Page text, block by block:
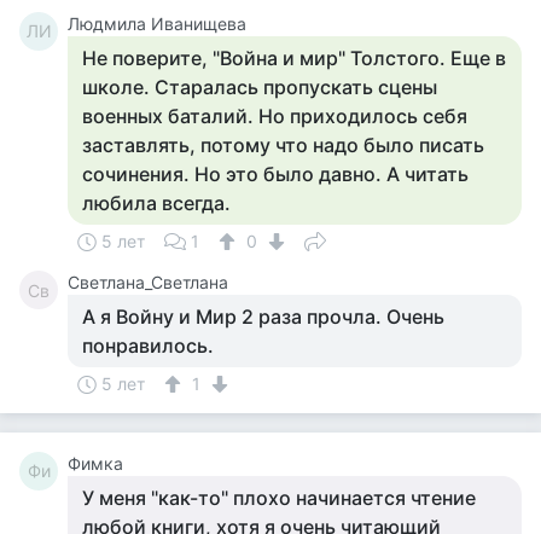
ЛИ Людмила Иванищева
Не поверите, "Война и мир" Толстого. Еще в
школе. Старалась пропускать сцены
военных баталий. Но приходилось себя
заставлять, потому что надо было писать
сочинения. Но это было давно. А читать
любила всегда.
5 лет 1 0
Св Светлана_Светлана
А я Войну и Мир 2 раза прочла. Очень
понравилось.
5 лет 1
Фи Фимка
У меня "как-то" плохо начинается чтение
любой книги, хотя я очень читающий